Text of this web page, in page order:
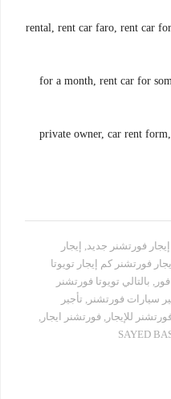
rental, rent car faro, rent car
for a month, rent car for
private owner, car rent
إيجار فورتشنر جديد, إيجار
إيجار فورتشنر كم إيجار تويوتا
, بالتالي تويوتا فورتشنر
سيارات فورتشنر , تأجير
للإيجار , فورتشنر ايجار ,
SAYED